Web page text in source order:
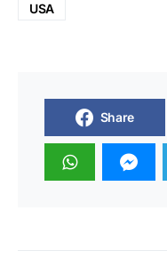
USA
Share